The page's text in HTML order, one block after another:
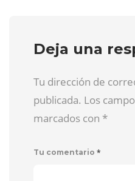
Deja una
Tu dirección de
publicada. Los
marcados con *
Tu comentario *